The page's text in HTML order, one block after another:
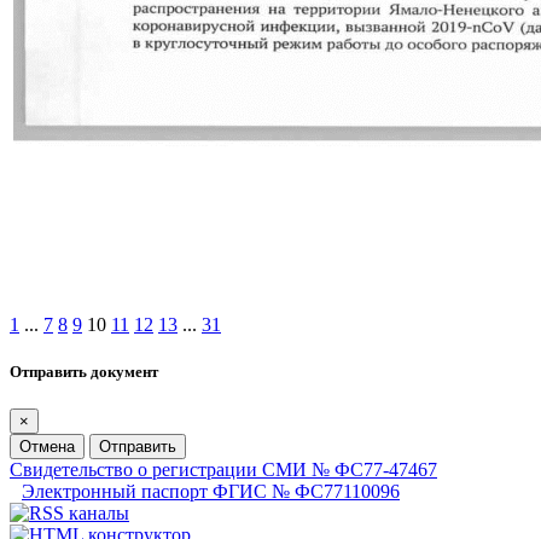
1 ... 7 8 9 10 11 12 13 ... 31
Отправить документ
×
Отмена
Отправить
Свидетельство о регистрации СМИ № ФС77-47467
Электронный паспорт ФГИС № ФС77110096